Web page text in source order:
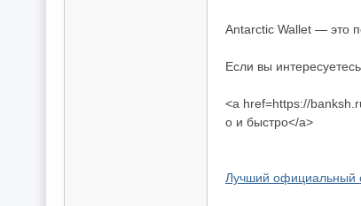
Antarctic Wallet — это
Если вы
<a href=https://
о и быстро</a>
Лучший официальный